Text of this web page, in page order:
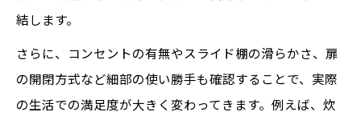
結します。
さらに、コンセントの有無やスライド棚の滑らかさ、扉
の開閉方式など細部の使い勝手も確認することで、実際
の生活での満足度が大きく変わってきます。例えば、炊